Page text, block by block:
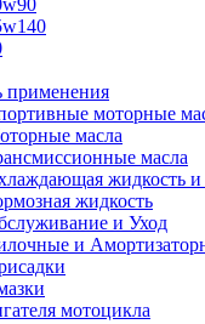
применения
моторные
масла
масла
жидкость
жидкость
и Уход
и
мотоцикла